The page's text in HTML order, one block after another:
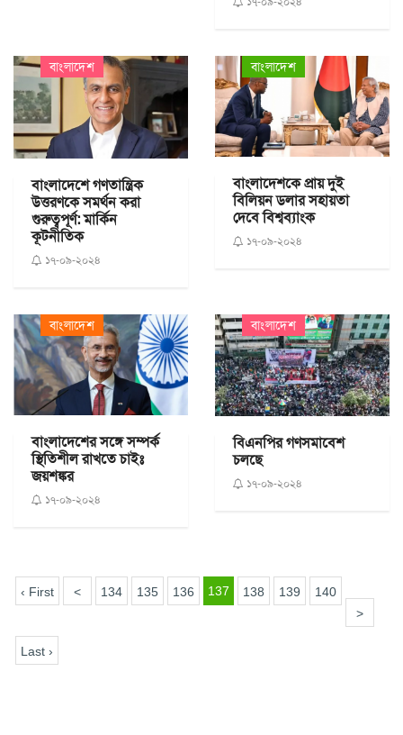
বাংলাদেশ
বাংলাদেশে গণতান্ত্রিক
উত্তরণকে সমর্থন করা
গুরুত্বপূর্ণ: মার্কিন
কূটনীতিক
১৭-০৯-২০২৪
বাংলাদেশ
বাংলাদেশকে প্রায় দুই
বিলিয়ন ডলার সহায়তা
দেবে বিশ্বব্যাংক
১৭-০৯-২০২৪
বাংলাদেশ
বাংলাদেশের সঙ্গে সম্পর্ক
স্থিতিশীল রাখতে চাইঃ
জয়শঙ্কর
১৭-০৯-২০২৪
বাংলাদেশ
বিএনপির গণসমাবেশ
চলছে
১৭-০৯-২০২৪
‹ First < 134 135 136 137 138 139
140
>
Last ›